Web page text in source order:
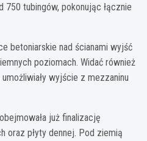
750 tubingów, pokonując łącznie
betoniarskie nad ścianami wyjść
poziomach. Widać również
wyjście z mezzaninu
już finalizację
oraz płyty dennej. Pod ziemią